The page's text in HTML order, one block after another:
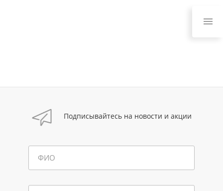
Подписывайтесь на новости и акции
ФИО